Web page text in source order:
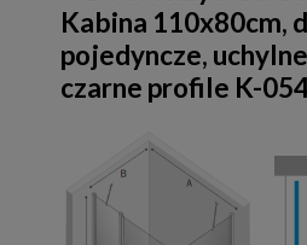
Kabina 110x80cm,
pojedyncze,
czarne profile K-